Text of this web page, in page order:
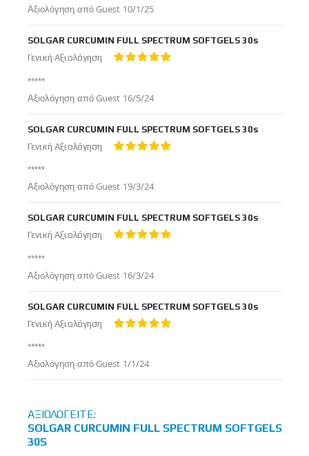
Αξιολόγηση απόGuest Δημοσιεύτηκε
στις
10/1/25
SOLGAR CURCUMIN FULL SPECTRUM SOFTGELS 30s
Γενική Αξιολόγηση
*****
Αξιολόγηση απόGuest Δημοσιεύτηκε
στις
16/5/24
SOLGAR CURCUMIN FULL SPECTRUM SOFTGELS 30s
Γενική Αξιολόγηση
*****
Αξιολόγηση απόGuest Δημοσιεύτηκε
στις
19/3/24
SOLGAR CURCUMIN FULL SPECTRUM SOFTGELS 30s
Γενική Αξιολόγηση
*****
Αξιολόγηση απόGuest Δημοσιεύτηκε
στις
16/3/24
SOLGAR CURCUMIN FULL SPECTRUM SOFTGELS 30s
Γενική Αξιολόγηση
*****
Αξιολόγηση απόGuest Δημοσιεύτηκε
στις
1/1/24
ΑΞΙΟΛΟΓΕΊΤΕ:
SOLGAR CURCUMIN FULL SPECTRUM SOFTGELS
30S